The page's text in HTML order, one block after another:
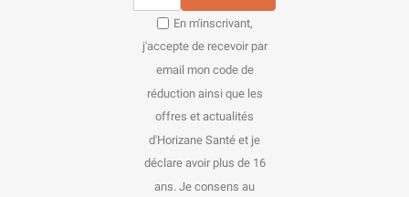
En m'inscrivant,
j'accepte de recevoir par
email mon code de
réduction ainsi que les
offres et actualités
d'Horizane Santé et je
déclare avoir plus de 16
ans. Je consens au